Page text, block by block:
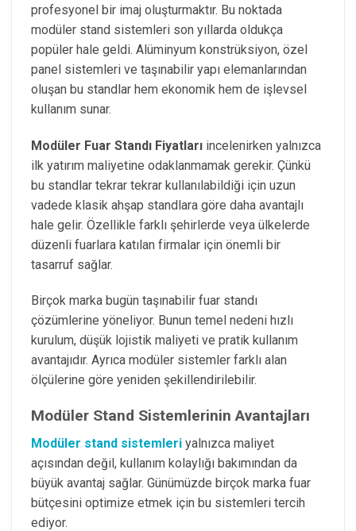
profesyonel bir imaj oluşturmaktır. Bu noktada
modüler stand sistemleri son yıllarda oldukça
popüler hale geldi. Alüminyum konstrüksiyon, özel
panel sistemleri ve taşınabilir yapı elemanlarından
oluşan bu standlar hem ekonomik hem de işlevsel
kullanım sunar.
Modüler Fuar Standı Fiyatları incelenirken yalnızca
ilk yatırım maliyetine odaklanmamak gerekir. Çünkü
bu standlar tekrar tekrar kullanılabildiği için uzun
vadede klasik ahşap standlara göre daha avantajlı
hale gelir. Özellikle farklı şehirlerde veya ülkelerde
düzenli fuarlara katılan firmalar için önemli bir
tasarruf sağlar.
Birçok marka bugün taşınabilir fuar standı
çözümlerine yöneliyor. Bunun temel nedeni hızlı
kurulum, düşük lojistik maliyeti ve pratik kullanım
avantajıdır. Ayrıca modüler sistemler farklı alan
ölçülerine göre yeniden şekillendirilebilir.
Modüler Stand Sistemlerinin Avantajları
Modüler stand sistemleri yalnızca maliyet
açısından değil, kullanım kolaylığı bakımından da
büyük avantaj sağlar. Günümüzde birçok marka fuar
bütçesini optimize etmek için bu sistemleri tercih
ediyor.